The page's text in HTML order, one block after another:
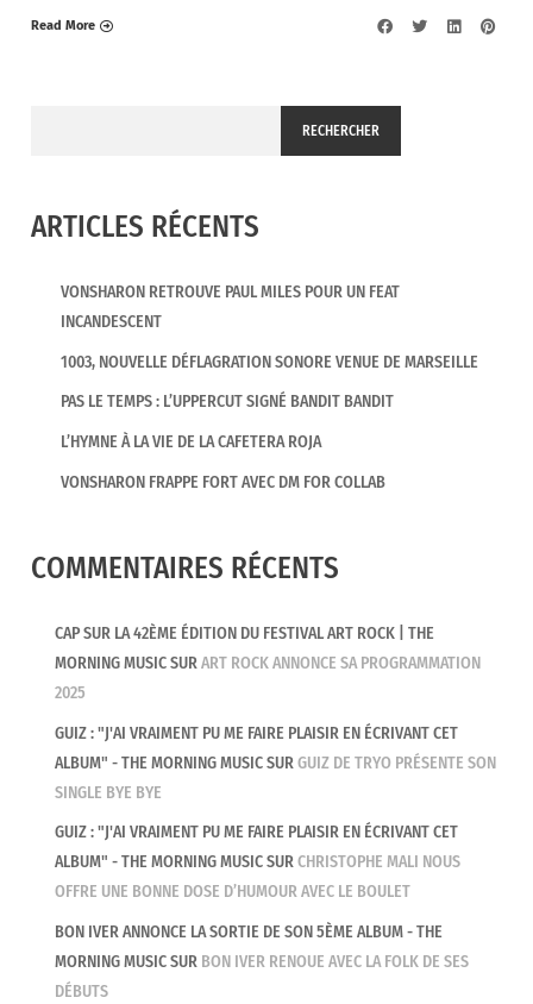
Read More
RECHERCHER
ARTICLES RÉCENTS
VONSHARON RETROUVE PAUL MILES POUR UN FEAT
INCANDESCENT
1003, NOUVELLE DÉFLAGRATION SONORE VENUE DE MARSEILLE
PAS LE TEMPS : L’UPPERCUT SIGNÉ BANDIT BANDIT
L’HYMNE À LA VIE DE LA CAFETERA ROJA
VONSHARON FRAPPE FORT AVEC DM FOR COLLAB
COMMENTAIRES RÉCENTS
CAP SUR LA 42ÈME ÉDITION DU FESTIVAL ART ROCK | THE
MORNING MUSICSURART ROCK ANNONCE SA PROGRAMMATION
2025
GUIZ : "J'AI VRAIMENT PU ME FAIRE PLAISIR EN ÉCRIVANT CET
ALBUM" - THE MORNING MUSICSURGUIZ DE TRYO PRÉSENTE SON
SINGLE BYE BYE
GUIZ : "J'AI VRAIMENT PU ME FAIRE PLAISIR EN ÉCRIVANT CET
ALBUM" - THE MORNING MUSICSURCHRISTOPHE MALI NOUS
OFFRE UNE BONNE DOSE D’HUMOUR AVEC LE BOULET
BON IVER ANNONCE LA SORTIE DE SON 5ÈME ALBUM - THE
MORNING MUSICSUR BON IVER RENOUE AVEC LA FOLK DE SES
DÉBUTS